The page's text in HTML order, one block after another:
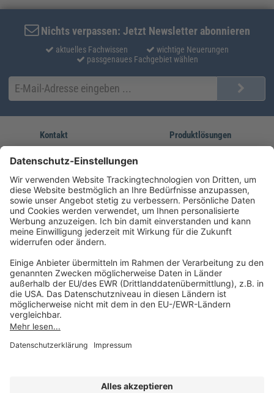
Nichts verpassen: Jetzt Newsletter abonnieren
aktuelles Fachwissen
wichtige Neuerungen
passgenaues Fachgebiet wählen
Kontakt
service@forum-verlag.com
Mo-Do 07:30 - 17:00 Uhr
Fr 07:30 - 15:00 Uhr
Produktlösungen
Unsere Marken
Folgen Sie uns
Impressum
Datenschutz